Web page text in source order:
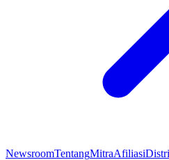
NewsroomTentangMitraAfiliasi